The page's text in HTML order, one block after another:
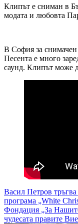
Клипът е сниман в
модата и любовта
В София за снимачен
Песента е много
саунд. Клипът може
Навигация
Васил Петров
програма „White
Фондация „За
чудесата правите